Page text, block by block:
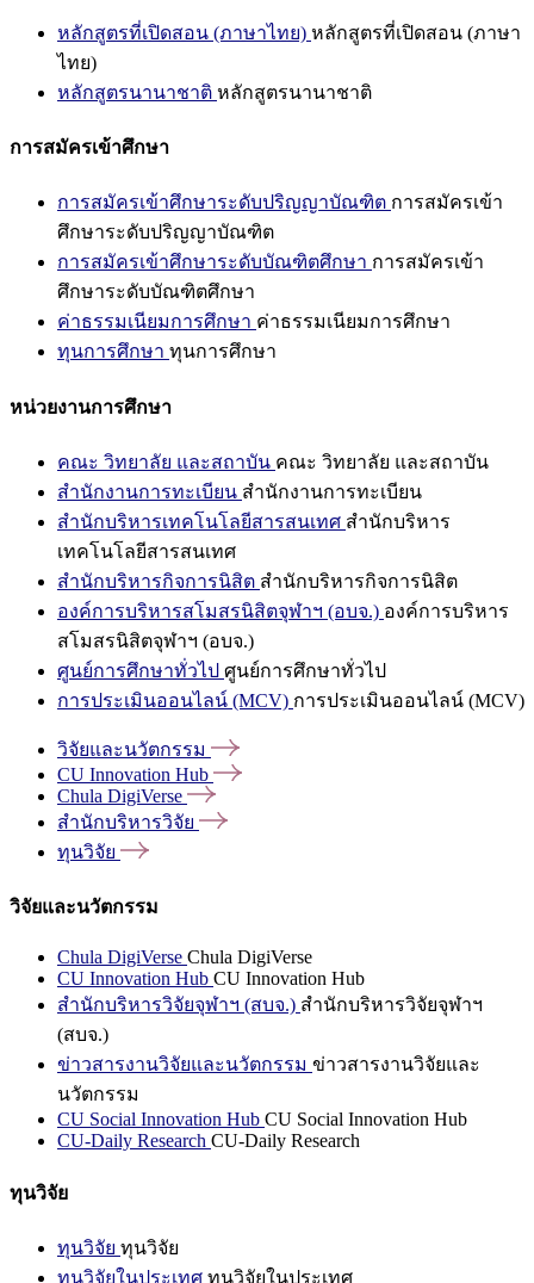
หลักสูตรที่เปิดสอน (ภาษาไทย) หลักสูตรที่เปิดสอน (ภาษา
ไทย)
หลักสูตรนานาชาติ หลักสูตรนานาชาติ
การสมัครเข้าศึกษา
การสมัครเข้าศึกษาระดับปริญญาบัณฑิต การสมัครเข้า
ศึกษาระดับปริญญาบัณฑิต
การสมัครเข้าศึกษาระดับบัณฑิตศึกษา การสมัครเข้า
ศึกษาระดับบัณฑิตศึกษา
ค่าธรรมเนียมการศึกษา ค่าธรรมเนียมการศึกษา
ทุนการศึกษา ทุนการศึกษา
หน่วยงานการศึกษา
คณะ วิทยาลัย และสถาบัน คณะ วิทยาลัย และสถาบัน
สำนักงานการทะเบียน สำนักงานการทะเบียน
สำนักบริหารเทคโนโลยีสารสนเทศ สำนักบริหาร
เทคโนโลยีสารสนเทศ
สำนักบริหารกิจการนิสิต สำนักบริหารกิจการนิสิต
องค์การบริหารสโมสรนิสิตจุฬาฯ (อบจ.) องค์การบริหาร
สโมสรนิสิตจุฬาฯ (อบจ.)
ศูนย์การศึกษาทั่วไป ศูนย์การศึกษาทั่วไป
การประเมินออนไลน์ (MCV) การประเมินออนไลน์ (MCV)
วิจัยและนวัตกรรม
CU Innovation Hub
Chula DigiVerse
สำนักบริหารวิจัย
ทุนวิจัย
วิจัยและนวัตกรรม
Chula DigiVerse Chula DigiVerse
CU Innovation Hub CU Innovation Hub
สำนักบริหารวิจัยจุฬาฯ (สบจ.) สำนักบริหารวิจัยจุฬาฯ
(สบจ.)
ข่าวสารงานวิจัยและนวัตกรรม ข่าวสารงานวิจัยและ
นวัตกรรม
CU Social Innovation Hub CU Social Innovation Hub
CU-Daily Research CU-Daily Research
ทุนวิจัย
ทุนวิจัย ทุนวิจัย
ทุนวิจัยในประเทศ ทุนวิจัยในประเทศ